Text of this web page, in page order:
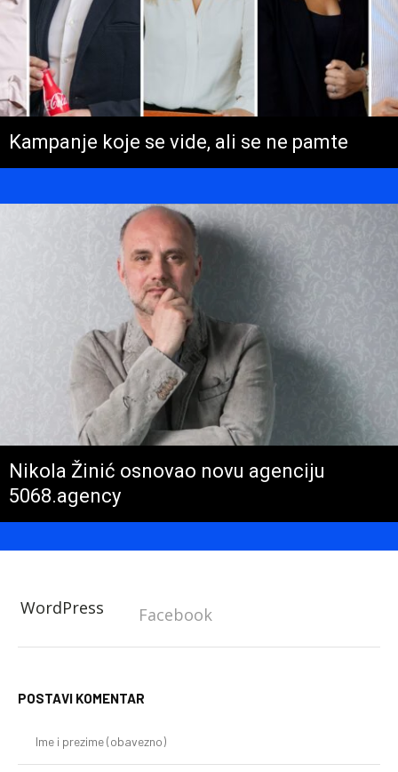
Kampanje koje se vide, ali se ne pamte
Nikola Žinić osnovao novu agenciju
5068.agency
WordPress Facebook
POSTAVI KOMENTAR